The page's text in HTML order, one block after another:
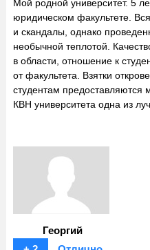
Мой родной университет. 5
юридическом факультете.
и скандалы, однако
необычной теплотой.
в области, отношение к
от факультета. Взятки
студентам
КВН университета одна из
Георгий